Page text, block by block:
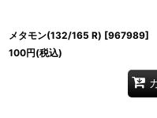
メタモン(132/165 R) [967989]
100円(税込)